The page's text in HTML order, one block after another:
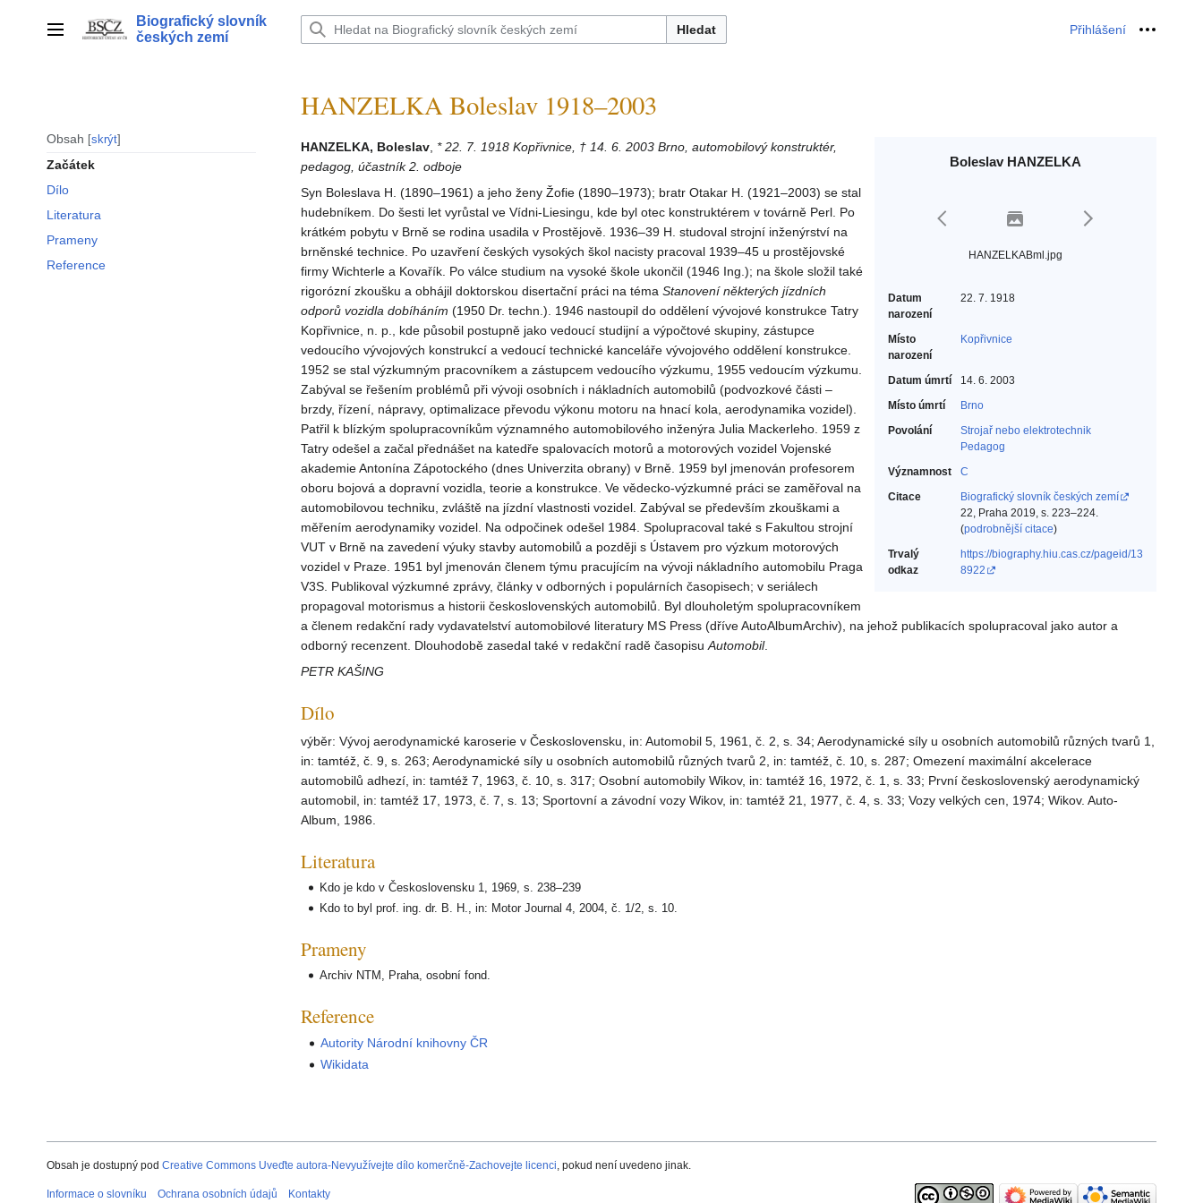
Hlavní menu
Biografický slovník
českých zemí
Hledat Přihlášení Osobní
Obsah skrýt
Začátek
Dílo
Literatura
Prameny
Reference
HANZELKA Boleslav 1918–2003
Boleslav HANZELKA
HANZELKABml.jpg
Datum
narození
22. 7. 1918
Místo
narození
Kopřivnice
Datum úmrtí
14. 6. 2003
Místo úmrtí
Brno
Povolání
Strojař nebo elektrotechnik‎
Pedagog‎
Významnost
C
Citace
Biografický slovník českých zemí
22, Praha 2019, s. 223–224.
(podrobnější citace)
Trvalý
odkaz
https://biography.hiu.cas.cz/pageid/13
8922
HANZELKA, Boleslav * 22. 7. 1918 Kopřivnice, † 14. 6. 2003 Brno, automobilový konstruktér,
pedagog, účastník 2. odboje
Syn Boleslava H. (1890–1961) a jeho ženy Žofie (1890–1973); bratr Otakar H. (1921–2003) se stal
hudebníkem. Do šesti let vyrůstal ve Vídni-Liesingu, kde byl otec konstruktérem v továrně Perl. Po
krátkém pobytu v Brně se rodina usadila v Prostějově. 1936–39 H. studoval strojní inženýrství na
brněnské technice. Po uzavření českých vysokých škol nacisty pracoval 1939–45 u prostějovské
firmy Wichterle a Kovařík. Po válce studium na vysoké škole ukončil (1946 Ing.); na škole složil také
rigorózní zkoušku a obhájil doktorskou disertační práci na téma Stanovení některých jízdních
odporů vozidla dobíháním (1950 Dr. techn.). 1946 nastoupil do oddělení vývojové konstrukce Tatry
Kopřivnice, n. p., kde působil postupně jako vedoucí studijní a výpočtové skupiny, zástupce
vedoucího vývojových konstrukcí a vedoucí technické kanceláře vývojového oddělení konstrukce.
1952 se stal výzkumným pracovníkem a zástupcem vedoucího výzkumu, 1955 vedoucím výzkumu.
Zabýval se řešením problémů při vývoji osobních i nákladních automobilů (podvozkové části –
brzdy, řízení, nápravy, optimalizace převodu výkonu motoru na hnací kola, aerodynamika vozidel).
Patřil k blízkým spolupracovníkům významného automobilového inženýra Julia Mackerleho. 1959 z
Tatry odešel a začal přednášet na katedře spalovacích motorů a motorových vozidel Vojenské
akademie Antonína Zápotockého (dnes Univerzita obrany) v Brně. 1959 byl jmenován profesorem
oboru bojová a dopravní vozidla, teorie a konstrukce. Ve vědecko-výzkumné práci se zaměřoval na
automobilovou techniku, zvláště na jízdní vlastnosti vozidel. Zabýval se především zkouškami a
měřením aerodynamiky vozidel. Na odpočinek odešel 1984. Spolupracoval také s Fakultou strojní
VUT v Brně na zavedení výuky stavby automobilů a později s Ústavem pro výzkum motorových
vozidel v Praze. 1951 byl jmenován členem týmu pracujícím na vývoji nákladního automobilu Praga
V3S. Publikoval výzkumné zprávy, články v odborných i populárních časopisech; v seriálech
propagoval motorismus a historii československých automobilů. Byl dlouholetým spolupracovníkem
a členem redakční rady vydavatelství automobilové literatury MS Press (dříve AutoAlbumArchiv), na jehož publikacích spolupracoval jako autor a
odborný recenzent. Dlouhodobě zasedal také v redakční radě časopisu Automobil.
PETR KAŠING
Dílo
výběr: Vývoj aerodynamické karoserie v Československu, in: Automobil 5, 1961, č. 2, s. 34; Aerodynamické síly u osobních automobilů různých tvarů 1,
in: tamtéž, č. 9, s. 263; Aerodynamické síly u osobních automobilů různých tvarů 2, in: tamtéž, č. 10, s. 287; Omezení maximální akcelerace
automobilů adhezí, in: tamtéž 7, 1963, č. 10, s. 317; Osobní automobily Wikov, in: tamtéž 16, 1972, č. 1, s. 33; První československý aerodynamický
automobil, in: tamtéž 17, 1973, č. 7, s. 13; Sportovní a závodní vozy Wikov, in: tamtéž 21, 1977, č. 4, s. 33; Vozy velkých cen, 1974; Wikov. Auto-
Album, 1986.
Literatura
Kdo je kdo v Československu 1, 1969, s. 238–239
Kdo to byl prof. ing. dr. B. H., in: Motor Journal 4, 2004, č. 1/2, s. 10.
Prameny
Archiv NTM, Praha, osobní fond.
Reference
Autority Národní knihovny ČR
Wikidata
Obsah je dostupný pod Creative Commons Uveďte autora-Nevyužívejte dílo komerčně-Zachovejte licenci, pokud není uvedeno jinak.
Informace o slovníku Ochrana osobních údajů Kontakty